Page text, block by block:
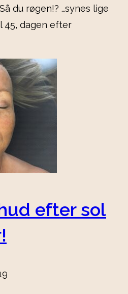
du røgen!? …synes lige
45, dagen efter
efter sol